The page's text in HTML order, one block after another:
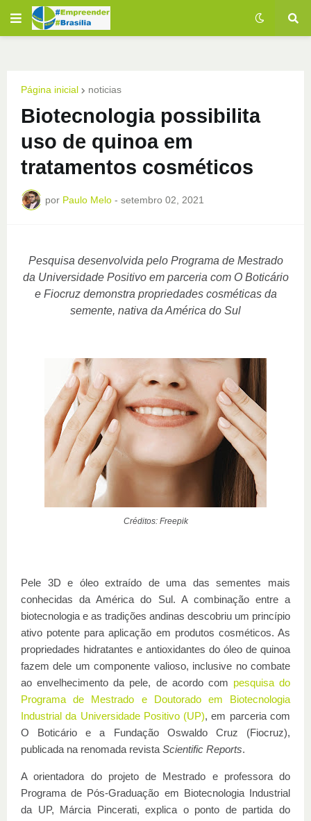
Página inicial noticias
Biotecnologia possibilita
uso de quinoa em
tratamentos cosméticos
por Paulo Melo - setembro 02, 2021
Pesquisa desenvolvida pelo Programa de Mestrado
da Universidade Positivo em parceria com O Boticário
e Fiocruz demonstra propriedades cosméticas da
semente, nativa da América do Sul
Créditos: Freepik
Pele 3D e óleo extraído de uma das sementes mais
conhecidas da América do Sul. A combinação entre a
biotecnologia e as tradições andinas descobriu um princípio
ativo potente para aplicação em produtos cosméticos. As
propriedades hidratantes e antioxidantes do óleo de quinoa
fazem dele um componente valioso, inclusive no combate
ao envelhecimento da pele, de acordo com pesquisa do
Programa de Mestrado e Doutorado em Biotecnologia
Industrial da Universidade Positivo (UP), em parceria com
O Boticário e a Fundação Oswaldo Cruz (Fiocruz),
publicada na renomada revista Scientific Reports.
A orientadora do projeto de Mestrado e professora do
Programa de Pós-Graduação em Biotecnologia Industrial
da UP, Márcia Pincerati, explica o ponto de partida do